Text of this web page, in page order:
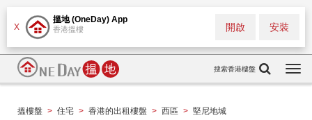
X
搵地 (OneDay) App
香港搵樓 安裝
開啟
搜索香港樓盤
搵樓盤 > 住宅 > 香港的出租樓盤 > 西區 > 堅尼地城